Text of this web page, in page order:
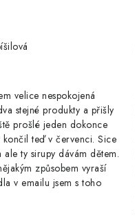
velice nespokojená
stejné produkty a přišly
prošlé jeden dokonce
teď v červenci. Sice
ty sirupy dávám dětem.
způsobem vyraší
v emailu jsem s toho